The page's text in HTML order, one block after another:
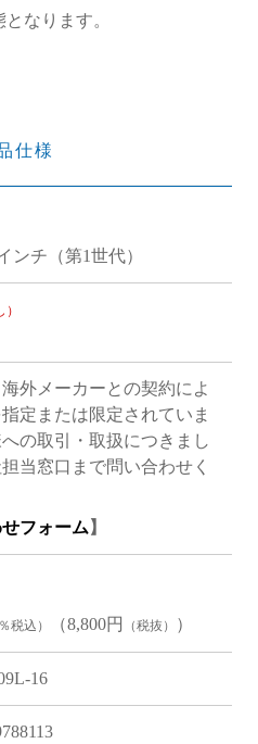
なります。
仕様
ンチ（第1世代）
外メーカーとの契約によ
定または限定されていま
の取引・取扱につきまし
当窓口まで問い合わせく
フォーム 】
税込） （8,800円 （税抜） ）
16